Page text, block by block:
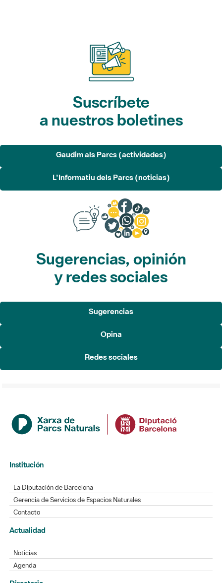
Suscríbete
a nuestros boletines
Gaudim als Parcs (actividades)
L'Informatiu dels Parcs (noticias)
Sugerencias, opinión
y redes sociales
Sugerencias
Opina
Redes sociales
Institución
La Diputación de Barcelona
Gerencia de Servicios de Espacios Naturales
Contacto
Actualidad
Noticias
Agenda